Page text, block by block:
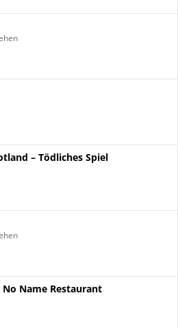
– Tödliches Spiel
Name Restaurant